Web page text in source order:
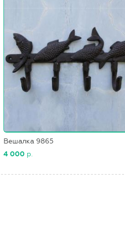
Вешалка 9865
4 000 р.